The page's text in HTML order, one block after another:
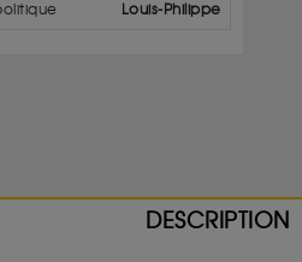
Louis-Philippe
DESCRIPTION